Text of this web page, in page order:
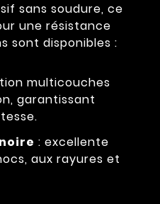
sans soudure, ce
une résistance
sont disponibles :
multicouches
garantissant
: excellente
aux rayures et